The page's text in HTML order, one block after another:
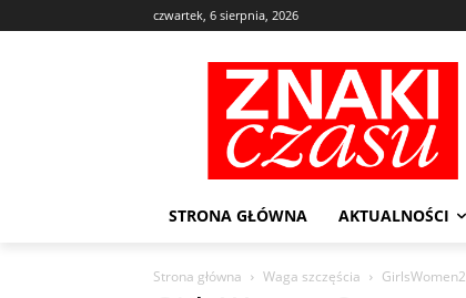
czwartek, 6 sierpnia, 2026
STRONA GŁÓWNA AKTUALNOŚCI
Strona główna Waga szczęścia GirlsWomen2